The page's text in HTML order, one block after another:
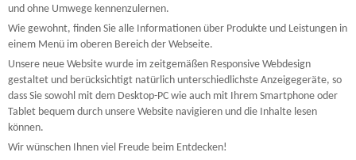
und ohne Umwege kennenzulernen.
Wie gewohnt, finden Sie alle Informationen über Produkte und Leistungen in
einem Menü im oberen Bereich der Webseite.
Unsere neue Website wurde im zeitgemäßen Responsive Webdesign
gestaltet und berücksichtigt natürlich unterschiedlichste Anzeigegeräte, so
dass Sie sowohl mit dem Desktop-PC wie auch mit Ihrem Smartphone oder
Tablet bequem durch unsere Website navigieren und die Inhalte lesen
können.
Wir wünschen Ihnen viel Freude beim Entdecken!